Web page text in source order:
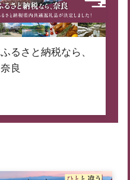
ふるさと納税なら、
奈良